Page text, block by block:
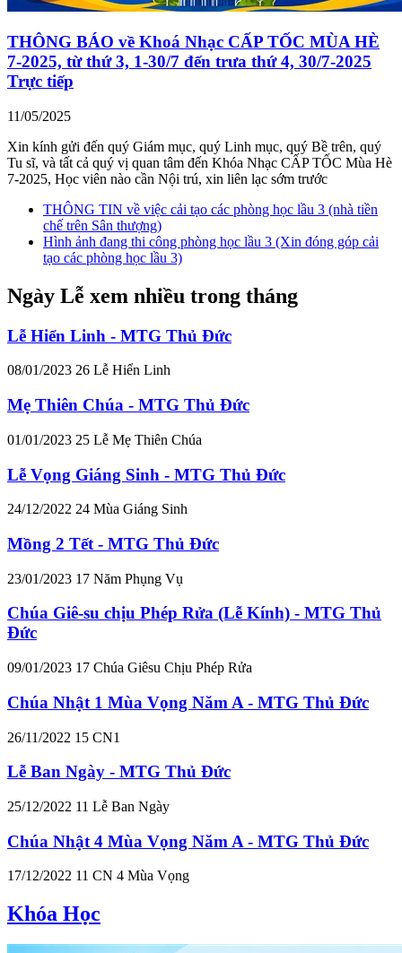
THÔNG BÁO về Khoá Nhạc CẤP TỐC MÙA HÈ
7-2025, từ thứ 3, 1-30/7 đến trưa thứ 4, 30/7-2025
Trực tiếp
11/05/2025
Xin kính gửi đến quý Giám mục, quý Linh mục, quý Bề trên, quý
Tu sĩ, và tất cả quý vị quan tâm đến Khóa Nhạc CẤP TỐC Mùa Hè
7-2025, Học viên nào cần Nội trú, xin liên lạc sớm trước
THÔNG TIN về việc cải tạo các phòng học lầu 3 (nhà tiền
chế trên Sân thượng)
Hình ảnh đang thi công phòng học lầu 3 (Xin đóng góp cải
tạo các phòng học lầu 3)
Ngày Lễ xem nhiều trong tháng
Lễ Hiển Linh - MTG Thủ Đức
08/01/2023 26 Lễ Hiển Linh
Mẹ Thiên Chúa - MTG Thủ Đức
01/01/2023 25 Lễ Mẹ Thiên Chúa
Lễ Vọng Giáng Sinh - MTG Thủ Đức
24/12/2022 24 Mùa Giáng Sinh
Mồng 2 Tết - MTG Thủ Đức
23/01/2023 17 Năm Phụng Vụ
Chúa Giê-su chịu Phép Rửa (Lễ Kính) - MTG Thủ
Đức
09/01/2023 17 Chúa Giêsu Chịu Phép Rửa
Chúa Nhật 1 Mùa Vọng Năm A - MTG Thủ Đức
26/11/2022 15 CN1
Lễ Ban Ngày - MTG Thủ Đức
25/12/2022 11 Lễ Ban Ngày
Chúa Nhật 4 Mùa Vọng Năm A - MTG Thủ Đức
17/12/2022 11 CN 4 Mùa Vọng
Khóa Học